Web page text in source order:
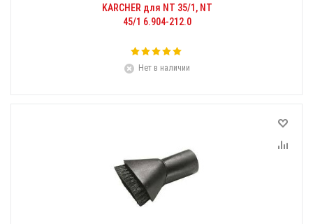
KARCHER для NT 35/1, NT
45/1 6.904-212.0
Нет в наличии